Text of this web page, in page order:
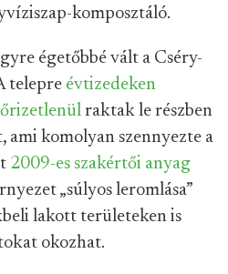
komposztáló.
égetőbbé vált a Cséry-
telepre évtizedeken
raktak le részben
ami komolyan szennyezte a
2009-es szakértői anyag
„súlyos leromlása”
lakott területeken is
okozhat.